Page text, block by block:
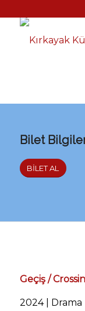
Bilet
BİLET AL
Geçiş /
2024 | Drama